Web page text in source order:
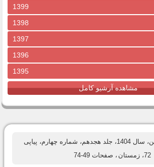
1399
1398
1397
1396
1395
مشاهده آرشیو کامل
روان‌شناسی و دین، سال 1404، جلد هجدهم، شماره چهارم، پیاپی
72، زمستان
، صفحات 49-74